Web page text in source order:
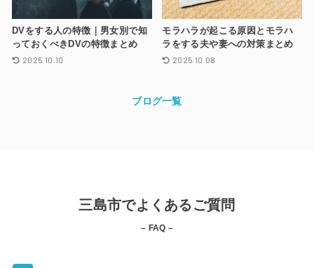
DVをする人の特徴｜男女別で知
っておくべきDVの特徴まとめ
2025.10.10
モラハラが起こる原因とモラハ
ラをする夫や妻への対策まとめ
2025.10.08
ブログ一覧
三島市でよくあるご質問
– FAQ –